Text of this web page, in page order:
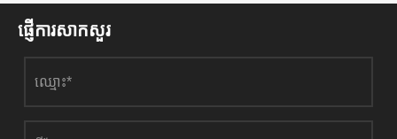
ផ្ញើការសាកសួរ